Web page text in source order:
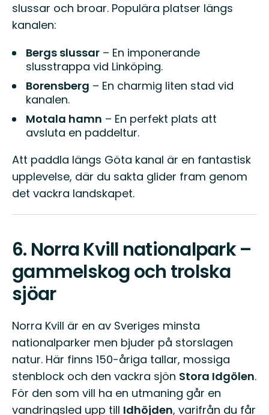
slussar och broar. Populära platser längs
kanalen:
Bergs slussar – En imponerande
slusstrappa vid Linköping.
Borensberg – En charmig liten stad vid
kanalen.
Motala hamn – En perfekt plats att
avsluta en paddeltur.
Att paddla längs Göta kanal är en fantastisk
upplevelse, där du sakta glider fram genom
det vackra landskapet.
6. Norra Kvill nationalpark –
gammelskog och trolska
sjöar
Norra Kvill är en av Sveriges minsta
nationalparker men bjuder på storslagen
natur. Här finns 150-åriga tallar, mossiga
stenblock och den vackra sjön Stora Idgölen.
För den som vill ha en utmaning går en
vandringsled upp till Idhöjden, varifrån du får